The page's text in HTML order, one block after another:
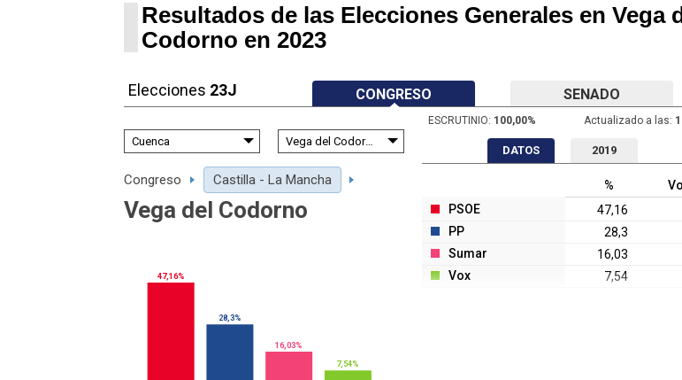
Resultados de las Elecciones Generales en Vega
Codorno en 2023
Elecciones 23J CONGRESO SENADO
ESCRUTINIO: 100,00% Actualizado a las:
Congreso Castilla - La Mancha
Vega del Codorno
47,16%
28,3%
16,03%
7,54%
DATOS 2019
%
PSOE
47,16
PP
28,3
Sumar
16,03
Vox
7,54